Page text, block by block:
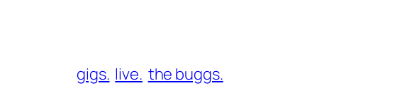
gigs. live. the buggs.